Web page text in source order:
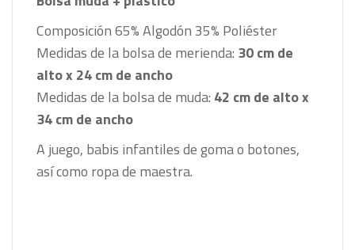
Composición65% Algodón 35% Poliéster
Medidas de la bolsa de merienda: 30 cm de
alto x 24 cm de ancho
Medidas de la bolsa de muda: 42 cm de alto x
34 cm de ancho
A juego, babis infantiles de goma o botones,
así como ropa de maestra.